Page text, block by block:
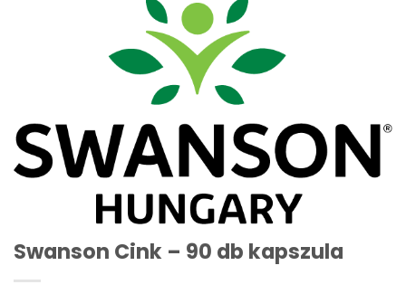
Swanson Cink – 90 db kapszula